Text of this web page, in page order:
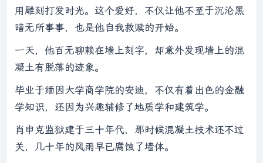
用雕刻打发时光。这个爱好，不仅让他不至于沉沦黑
暗无所事事，也是他自我救赎的开始。
一天，他百无聊赖在墙上刻字，却意外发现墙上的混
凝土有脱落的迹象。
毕业于缅因大学商学院的安迪，不仅有着出色的金融
学知识，还因为兴趣辅修了地质学和建筑学。
肖申克监狱建于三十年代，那时候混凝土技术还不过
关，几十年的风雨早已腐蚀了墙体。